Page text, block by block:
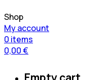
Shop
My account
0 items
0,00€